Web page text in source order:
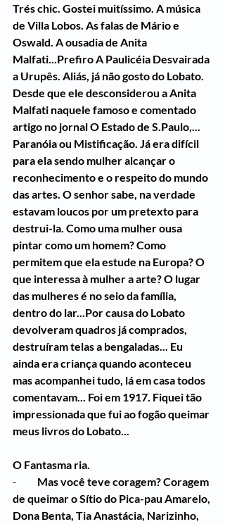
Trés chic. Gostei muitíssimo. A música
de Villa Lobos. As falas de Mário e
Oswald. A ousadia de Anita
Malfati...Prefiro A Paulicéia Desvairada
a Urupês. Aliás, já não gosto do Lobato.
Desde que ele desconsiderou a Anita
Malfati naquele famoso e comentado
artigo no jornal O Estado de S.Paulo,...
Paranóia ou Mistificação. Já era difícil
para ela sendo mulher alcançar o
reconhecimento e o respeito do mundo
das artes. O senhor sabe, na verdade
estavam loucos por um pretexto para
destrui-la. Como uma mulher ousa
pintar como um homem? Como
permitem que ela estude na Europa? O
que interessa à mulher a arte? O lugar
das mulheres é no seio da família,
dentro do lar...Por causa do Lobato
devolveram quadros já comprados,
destruíram telas a bengaladas... Eu
ainda era criança quando aconteceu
mas acompanhei tudo, lá em casa todos
comentavam... Foi em 1917. Fiquei tão
impressionada que fui ao fogão queimar
meus livros do Lobato...
O Fantasma ria.
- Mas você teve coragem? Coragem
de queimar o Sítio do Pica-pau Amarelo,
Dona Benta, Tia Anastácia, Narizinho,